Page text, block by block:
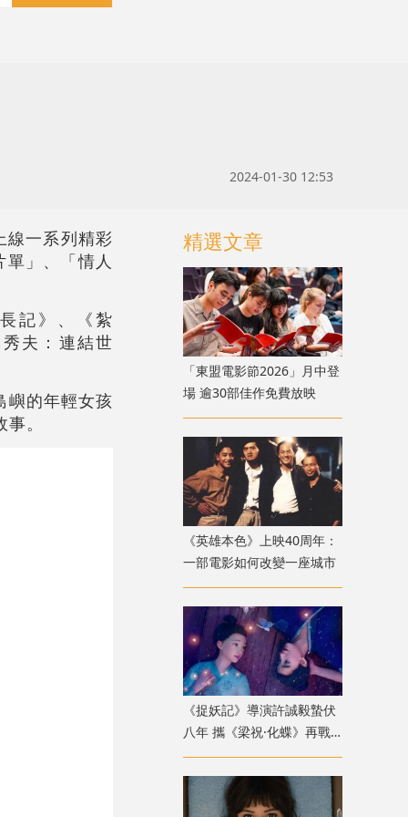
2024-01-30 12:53
一系列精彩
」、「情人
記》、《紮
夫：連結世
嶼的年輕女孩
。
精選文章
「東盟電影節2026」月中登
場 逾30部佳作免費放映
《英雄本色》上映40周年：
一部電影如何改變一座城市
《捉妖記》導演許誠毅蟄伏
八年 攜《梁祝·化蝶》再戰
動畫